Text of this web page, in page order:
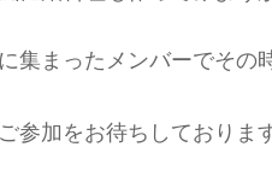
集まったメンバーでその
参加をお待ちしております